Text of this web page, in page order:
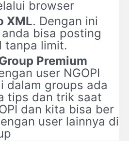
browser
XML. Dengan ini
bisa posting
tanpa limit.
Premium
user NGOPI
dalam groups ada
tips dan trik saat
dan kita bisa ber
user lainnya di